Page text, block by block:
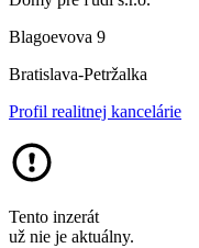
Blagoevova 9
Bratislava-Petržalka
Profil realitnej kancelárie
Tento inzerát
už nie je aktuálny.